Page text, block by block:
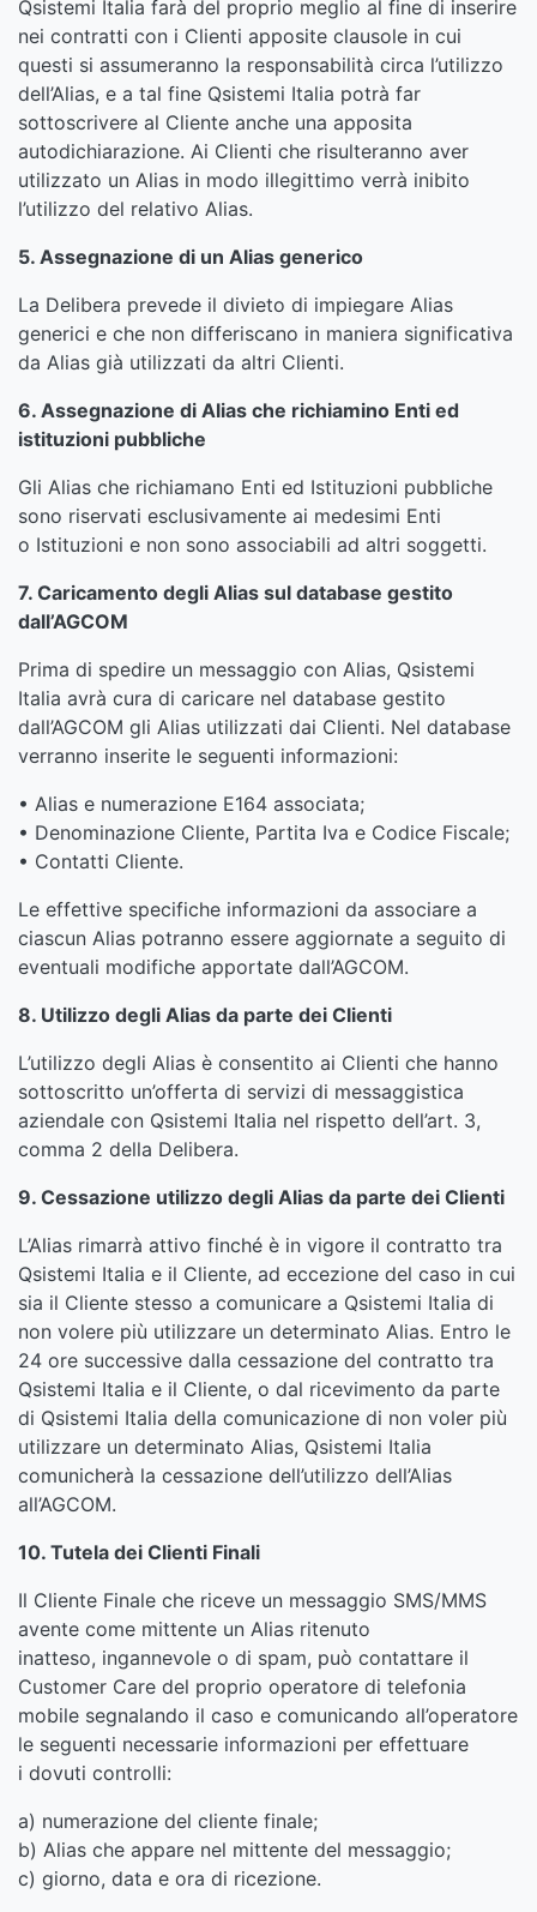
Qsistemi Italia farà del proprio meglio al fine di inserire
nei contratti con i Clienti apposite clausole in cui
questi si assumeranno la responsabilità circa l’utilizzo
dell’Alias, e a tal fine Qsistemi Italia potrà far
sottoscrivere al Cliente anche una apposita
autodichiarazione. Ai Clienti che risulteranno aver
utilizzato un Alias in modo illegittimo verrà inibito
l’utilizzo del relativo Alias.
5. Assegnazione di un Alias generico
La Delibera prevede il divieto di impiegare Alias
generici e che non differiscano in maniera significativa
da Alias già utilizzati da altri Clienti.
6. Assegnazione di Alias che richiamino Enti ed
istituzioni pubbliche
Gli Alias che richiamano Enti ed Istituzioni pubbliche
sono riservati esclusivamente ai medesimi Enti
o Istituzioni e non sono associabili ad altri soggetti.
7. Caricamento degli Alias sul database gestito
dall’AGCOM
Prima di spedire un messaggio con Alias, Qsistemi
Italia avrà cura di caricare nel database gestito
dall’AGCOM gli Alias utilizzati dai Clienti. Nel database
verranno inserite le seguenti informazioni:
• Alias e numerazione E164 associata;
• Denominazione Cliente, Partita Iva e Codice Fiscale;
• Contatti Cliente.
Le effettive specifiche informazioni da associare a
ciascun Alias potranno essere aggiornate a seguito di
eventuali modifiche apportate dall’AGCOM.
8. Utilizzo degli Alias da parte dei Clienti
L’utilizzo degli Alias è consentito ai Clienti che hanno
sottoscritto un’offerta di servizi di messaggistica
aziendale con Qsistemi Italia nel rispetto dell’art. 3,
comma 2 della Delibera.
9. Cessazione utilizzo degli Alias da parte dei Clienti
L’Alias rimarrà attivo finché è in vigore il contratto tra
Qsistemi Italia e il Cliente, ad eccezione del caso in cui
sia il Cliente stesso a comunicare a Qsistemi Italia di
non volere più utilizzare un determinato Alias. Entro le
24 ore successive dalla cessazione del contratto tra
Qsistemi Italia e il Cliente, o dal ricevimento da parte
di Qsistemi Italia della comunicazione di non voler più
utilizzare un determinato Alias, Qsistemi Italia
comunicherà la cessazione dell’utilizzo dell’Alias
all’AGCOM.
10. Tutela dei Clienti Finali
Il Cliente Finale che riceve un messaggio SMS/MMS
avente come mittente un Alias ritenuto
inatteso, ingannevole o di spam, può contattare il
Customer Care del proprio operatore di telefonia
mobile segnalando il caso e comunicando all’operatore
le seguenti necessarie informazioni per effettuare
i dovuti controlli:
a) numerazione del cliente finale;
b) Alias che appare nel mittente del messaggio;
c) giorno, data e ora di ricezione.